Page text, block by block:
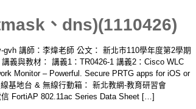
、dns)(1110426)
講師：李煒老師 公文： 新北市110學年度第2學期
義與教材： 講義1：TR0426-1 講義2：Cisco WLC
Monitor – Powerful. Secure PRTG apps for iOS or
基地台 & 無線行動箱： 新北教網-教育研習會
信 FortiAP 802.11ac Series Data Sheet […]